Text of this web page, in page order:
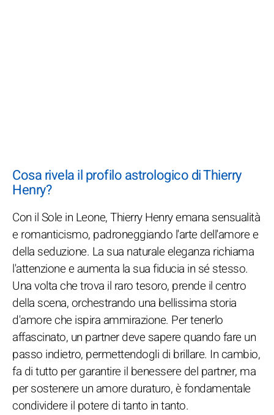
Cosa rivela il profilo astrologico di Thierry
Henry?
Con il Sole in Leone, Thierry Henry emana sensualità
e romanticismo, padroneggiando l'arte dell'amore e
della seduzione. La sua naturale eleganza richiama
l'attenzione e aumenta la sua fiducia in sé stesso.
Una volta che trova il raro tesoro, prende il centro
della scena, orchestrando una bellissima storia
d'amore che ispira ammirazione. Per tenerlo
affascinato, un partner deve sapere quando fare un
passo indietro, permettendogli di brillare. In cambio,
fa di tutto per garantire il benessere del partner, ma
per sostenere un amore duraturo, è fondamentale
condividere il potere di tanto in tanto.